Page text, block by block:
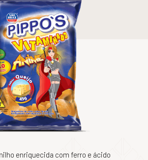
enriquecida com ferro e ácido